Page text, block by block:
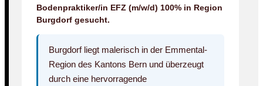
Bodenpraktiker/in EFZ (m/w/d) 100% in Region
Burgdorf gesucht.
Burgdorf liegt malerisch in der Emmental-
Region des Kantons Bern und überzeugt
durch eine hervorragende